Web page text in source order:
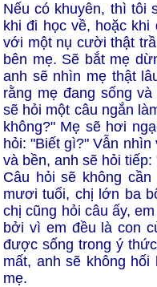
Nếu có khuyên, thì tôi
khi đi học về, hoặc
với một nụ cười thật
bên mẹ. Sẽ bắt mẹ
anh sẽ nhìn mẹ thật
rằng mẹ đang sống
sẽ hỏi một câu ngắn
không?" Mẹ sẽ hơi
hỏi: "Biết gì?" Vẫn
và bền, anh sẽ hỏi
Câu hỏi sẽ không
mươi tuổi, chị lớn ba
chị cũng hỏi câu ấy,
bởi vì em đều là con
được sống trong ý
mất, anh sẽ không
mẹ.